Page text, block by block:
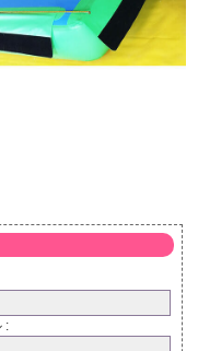
: